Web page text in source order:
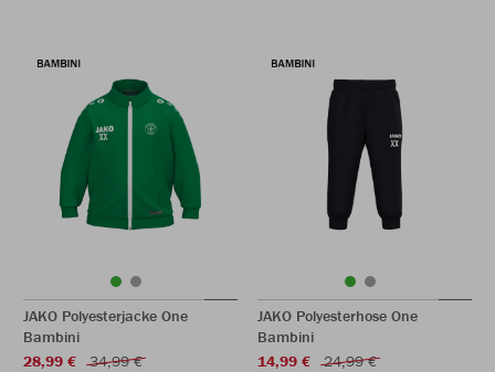
JAKO Polyesterjacke One
Bambini
28,99 €
34,99 €
JAKO Polyesterhose One
Bambini
14,99 €
24,99 €